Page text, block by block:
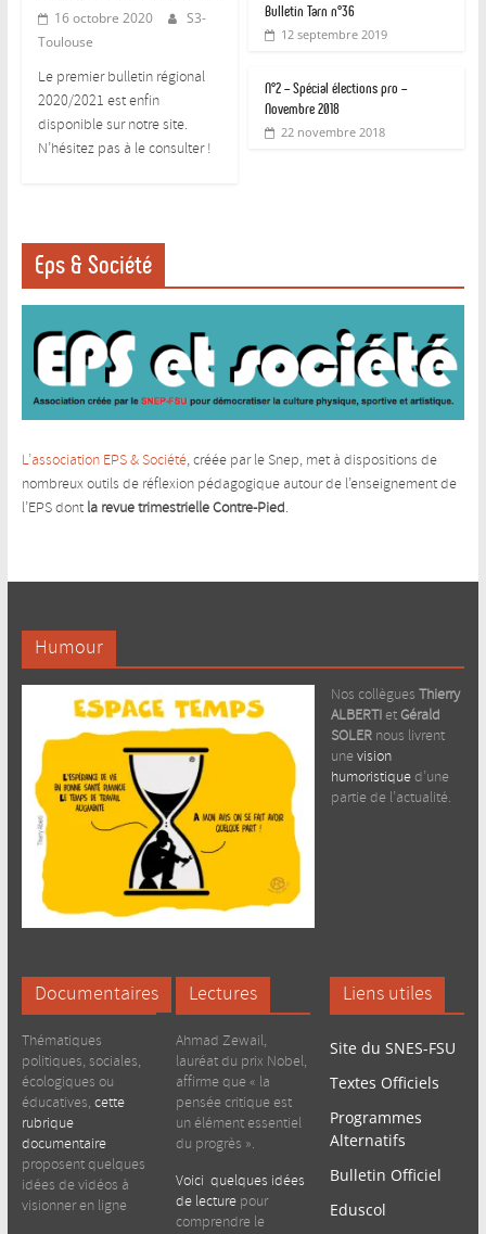
16 octobre 2020
S3-
Toulouse
Le premier bulletin régional
2020/2021 est enfin
disponible sur notre site.
N’hésitez pas à le consulter !
Bulletin Tarn n°36
12 septembre 2019
N°2 – Spécial élections pro –
Novembre 2018
22 novembre 2018
Eps & Société
L’association EPS & Société, créée par le Snep, met à dispositions de
nombreux outils de réflexion pédagogique autour de l’enseignement de
l’EPS dont la revue trimestrielle Contre-Pied.
Humour
Nos collègues Thierry
ALBERTIet Gérald
SOLER nous livrent
une vision
humoristiqued’une
partie de l’actualité.
Documentaires
Thématiques
politiques, sociales,
écologiques ou
éducatives, cette
rubrique
documentaire
proposent quelques
idées de vidéos à
visionner en ligne
Lectures
Ahmad Zewail,
lauréat du prix Nobel,
affirme que « la
pensée critique est
un élément essentiel
du progrès ».
Voici quelques idées
de lecture pour
comprendre le
Liens utiles
Site du SNES-FSU
Textes Officiels
Programmes
Alternatifs
Bulletin Officiel
Eduscol